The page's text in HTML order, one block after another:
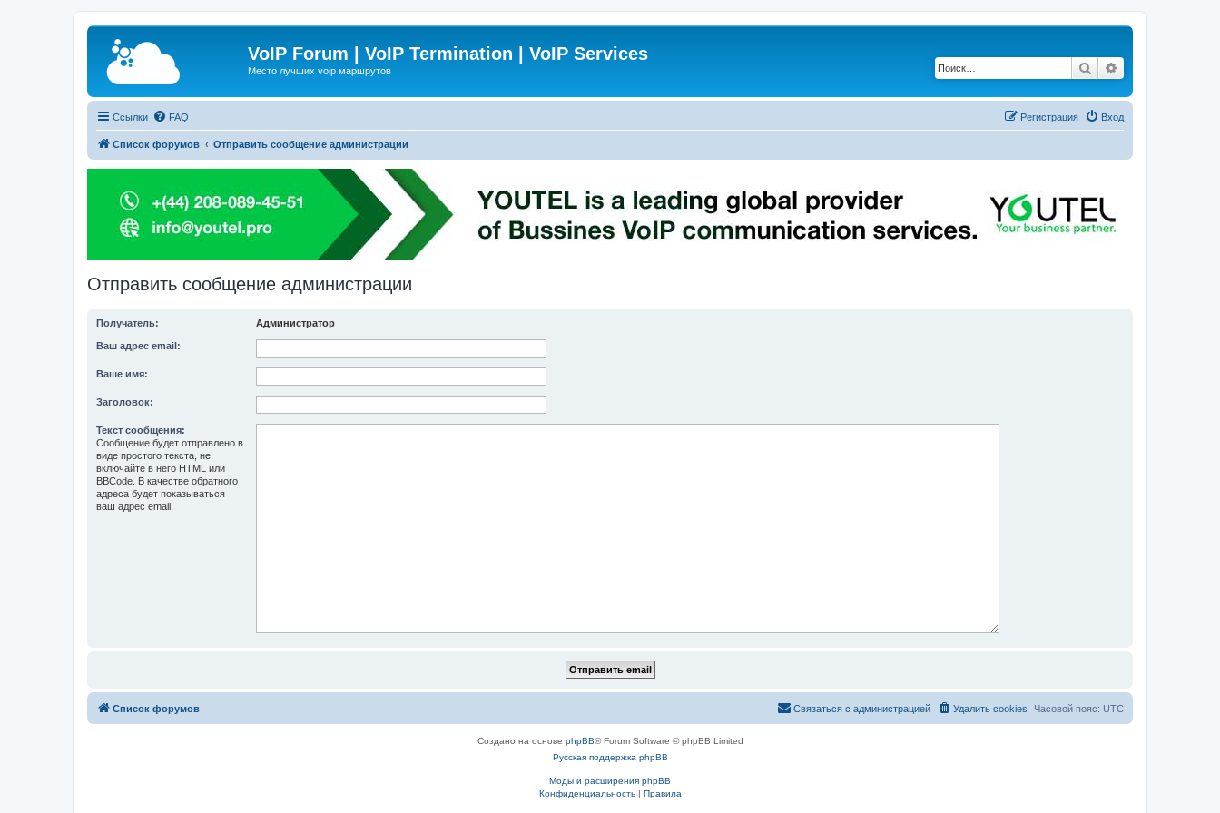
VoIP Forum | VoIP Termination | VoIP Services
Место лучших voip маршрутов Поиск
Ссылки FAQ Вход
Регистрация
Список форумов Отправить сообщение администрации
Отправить сообщение администрации
Получатель: Администратор
Ваш адрес email:
Ваше имя:
Заголовок:
Текст сообщения:
Сообщение будет отправлено в
виде простого текста, не
включайте в него HTML или
BBCode. В качестве обратного
адреса будет показываться
ваш адрес email.
Список форумов Часовой пояс: UTC
Удалить cookies
Связаться с администрацией
Создано на основе phpBB® Forum Software © phpBB Limited
Русская поддержка phpBB
Моды и расширения phpBB
Конфиденциальность| Правила